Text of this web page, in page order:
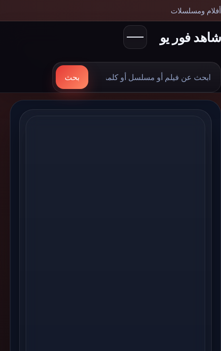
أفلام ومسلسلات
شاهد فور يو
ابحث
بحث